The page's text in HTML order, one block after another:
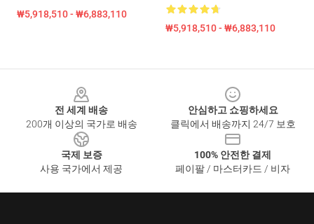
₩5,918,510 - ₩6,883,110
₩5,918,510 - ₩6,883,110
전 세계 배송
200개 이상의 국가로 배송
안심하고 쇼핑하세요
클릭에서 배송까지 24/7 보호
국제 보증
사용 국가에서 제공
100% 안전한 결제
페이팔 / 마스터카드 / 비자